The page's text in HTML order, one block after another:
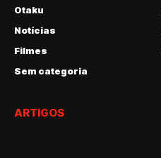
Otaku
Notícias
Filmes
Sem categoria
ARTIGOS